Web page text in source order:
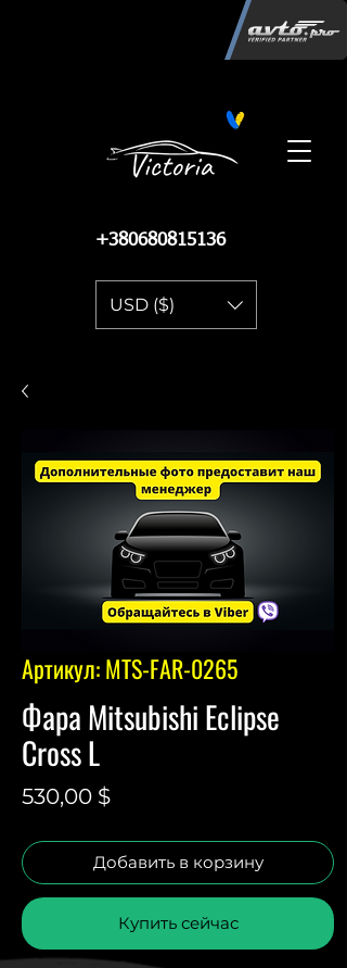
+380680815136
USD ($)
Артикул: MTS-FAR-0265
Фара Mitsubishi Eclipse
Cross L
530,00 $Цена
Добавить в корзину
Купить сейчас